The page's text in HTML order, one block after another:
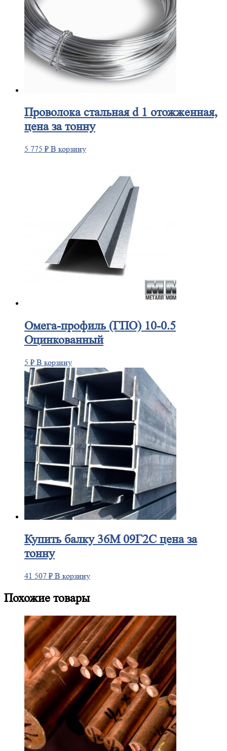
Проволокастальная d 1 отожженная,
цена за тонну
5 775 ₽ В корзину
Омега-профиль(ГПО) 10-0.5
Оцинкованный
5 ₽ В корзину
Купитьбалку 36М 09Г2С цена за
тонну
41 507 ₽ В корзину
Похожие товары